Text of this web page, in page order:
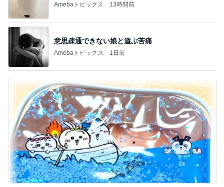
Amebaトピックス 13時間前
意思疎通できない娘と遊ぶ苦痛
Amebaトピックス 1日前